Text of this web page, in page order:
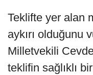
Teklifte yer alan
aykırı olduğunu
Milletvekili
teklifin sağlıklı